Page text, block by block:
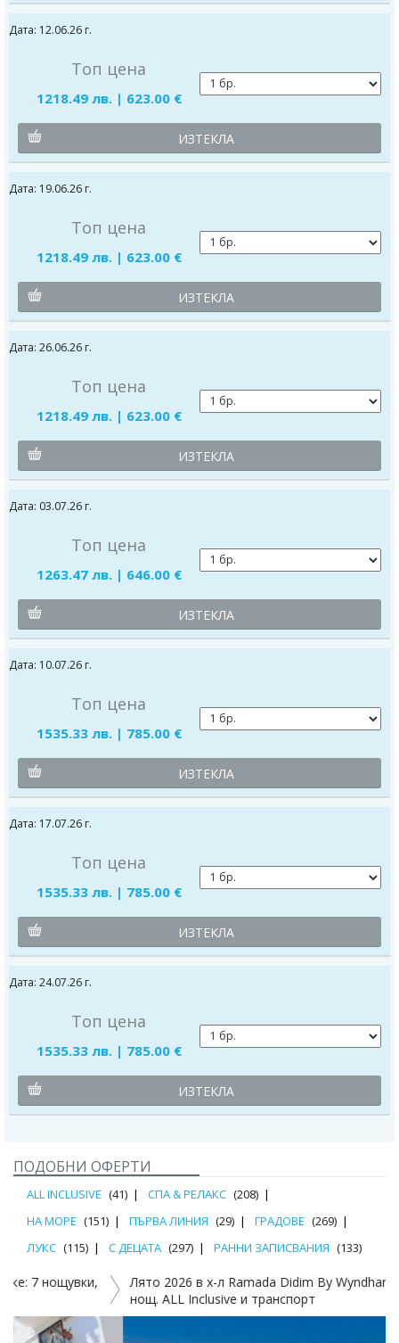
Дата: 12.06.26 г.
Топ цена
1218.49 лв. | 623.00 €
ИЗТЕКЛА
Дата: 19.06.26 г.
Топ цена
1218.49 лв. | 623.00 €
ИЗТЕКЛА
Дата: 26.06.26 г.
Топ цена
1218.49 лв. | 623.00 €
ИЗТЕКЛА
Дата: 03.07.26 г.
Топ цена
1263.47 лв. | 646.00 €
ИЗТЕКЛА
Дата: 10.07.26 г.
Топ цена
1535.33 лв. | 785.00 €
ИЗТЕКЛА
Дата: 17.07.26 г.
Топ цена
1535.33 лв. | 785.00 €
ИЗТЕКЛА
Дата: 24.07.26 г.
Топ цена
1535.33 лв. | 785.00 €
ИЗТЕКЛА
ПОДОБНИ ОФЕРТИ
ALL INCLUSIVE (41) СПА & РЕЛАКС (208)
НА МОРЕ (151) ПЪРВА ЛИНИЯ (29) ГРАДОВЕ (269)
ЛУКС (115) С ДЕЦАТА (297) РАННИ ЗАПИСВАНИЯ (133)
Лято 2026 в х-л Ramada Didim By Wyndham Akbuk 4*: 7
нощ. ALL Inclusive и транспорт